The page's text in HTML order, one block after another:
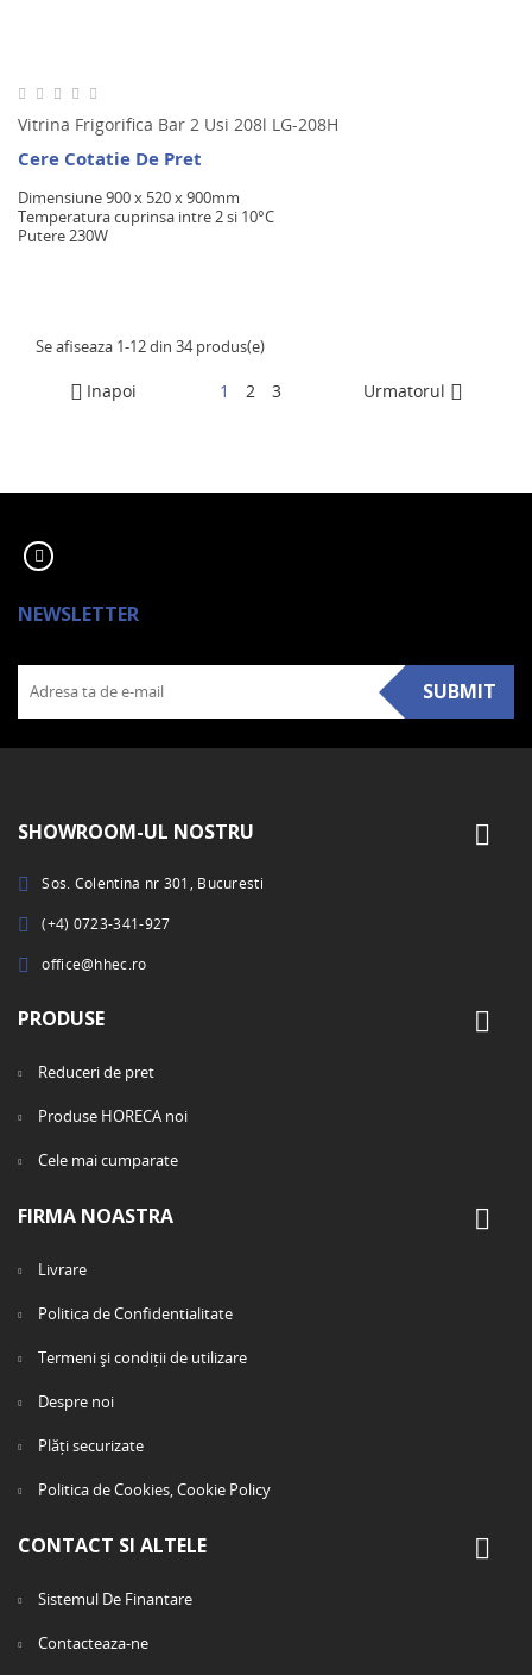
Vitrina Frigorifica Bar 2 Usi 208l LG-208H
Cere Cotatie De Pret
Dimensiune 900 x 520 x 900mm
Temperatura cuprinsa intre 2 si 10°C
Putere 230W
Se afiseaza 1-12 din 34 produs(e)
 Inapoi 1 2 3 Urmatorul 
NEWSLETTER
SUBMIT
SHOWROOM-UL NOSTRU
Sos. Colentina nr 301, Bucuresti
(+4) 0723-341-927
office@hhec.ro
PRODUSE
Reduceri de pret
Produse HORECA noi
Cele mai cumparate
FIRMA NOASTRA
Livrare
Politica de Confidentialitate
Termeni și condiții de utilizare
Despre noi
Plăți securizate
Politica de Cookies, Cookie Policy
CONTACT SI ALTELE
Sistemul De Finantare
Contacteaza-ne